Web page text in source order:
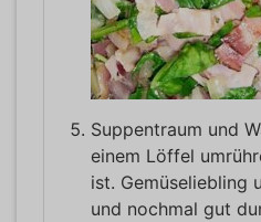
Suppentraum und
einem Löffel
ist. Gemüseliebling
und nochmal gut